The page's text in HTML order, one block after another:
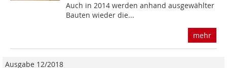
Auch in 2014 werden anhand ausgewählter
Bauten wieder die...
mehr
Ausgabe 12/2018